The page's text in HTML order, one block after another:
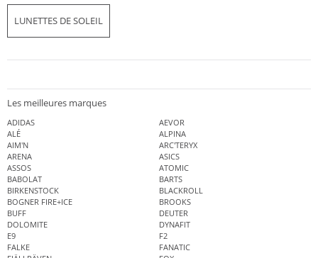
LUNETTES DE SOLEIL
Les meilleures marques
ADIDAS
AEVOR
ALÉ
ALPINA
AIM'N
ARC'TERYX
ARENA
ASICS
ASSOS
ATOMIC
BABOLAT
BARTS
BIRKENSTOCK
BLACKROLL
BOGNER FIRE+ICE
BROOKS
BUFF
DEUTER
DOLOMITE
DYNAFIT
E9
F2
FALKE
FANATIC